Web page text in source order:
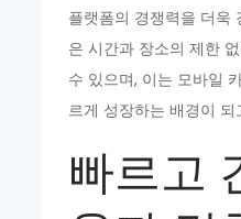
플랫폼의 경쟁력을 더욱
은 시간과 장소의 제한
수 있으며, 이는 모바일
르게 성장하는 배경이 되
빠르고